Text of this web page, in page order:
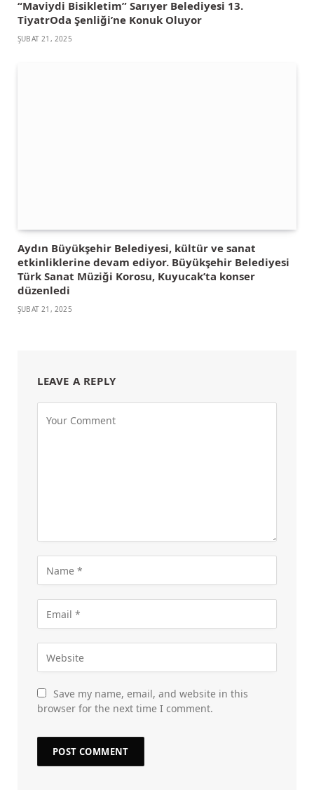
“Maviydi Bisikletim” Sarıyer Belediyesi 13.
TiyatrOda Şenliği’ne Konuk Oluyor
ŞUBAT 21, 2025
Aydın Büyükşehir Belediyesi, kültür ve sanat
etkinliklerine devam ediyor. Büyükşehir Belediyesi
Türk Sanat Müziği Korosu, Kuyucak’ta konser
düzenledi
ŞUBAT 21, 2025
LEAVE A REPLY
Save my name, email, and website in this
browser for the next time I comment.